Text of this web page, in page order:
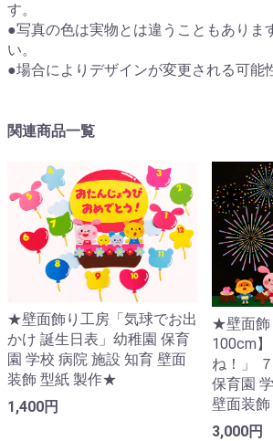
す。
●写真の色は実物とは違うこともありま
い。
●場合によりデザインが変更される可能
関連商品一覧
★壁面飾り工房「気球でお出
かけ 誕生日表」幼稚園 保育
園 学校 病院 施設 知育 壁面
装飾 型紙 製作★
1,400円
★壁面飾
100cm
ね！」
保育園
壁面装
3,000円